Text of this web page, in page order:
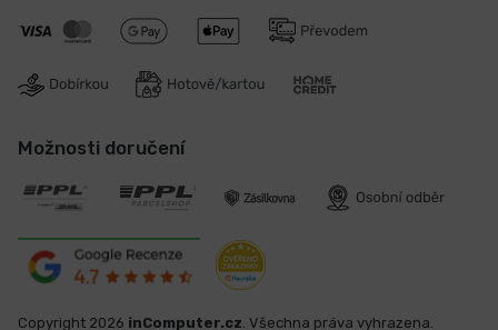
Možnosti doručení
Copyright 2026 inComputer.cz . Všechna práva vyhrazena.